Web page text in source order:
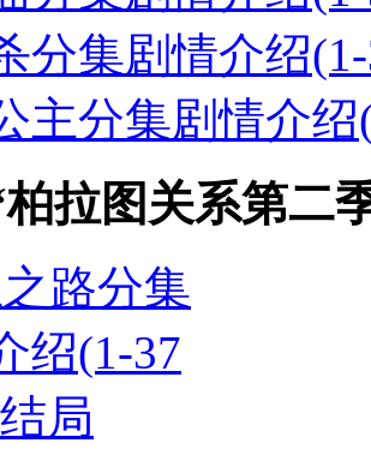
分集剧情介绍
主分集剧情介
柏拉图关系第二